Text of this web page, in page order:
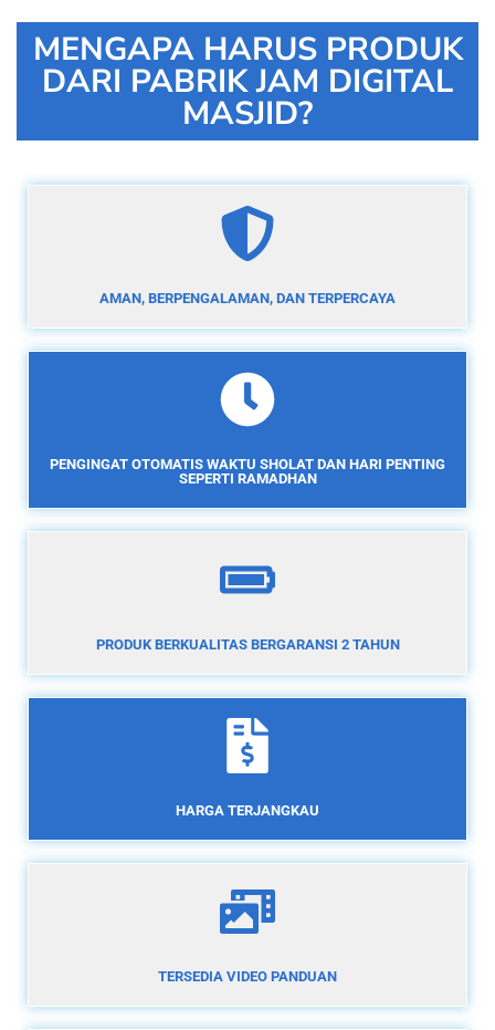
MENGAPA HARUS PRODUK
DARI PABRIK JAM DIGITAL
MASJID?
AMAN, BERPENGALAMAN, DAN TERPERCAYA
PENGINGAT OTOMATIS WAKTU SHOLAT DAN HARI PENTING
SEPERTI RAMADHAN
PRODUK BERKUALITAS BERGARANSI 2 TAHUN
HARGA TERJANGKAU
TERSEDIA VIDEO PANDUAN